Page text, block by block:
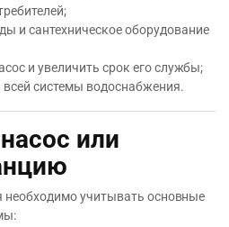
и сантехническое оборудование
и увеличить срок его службы;
системы водоснабжения.
или
необходимо учитывать основные